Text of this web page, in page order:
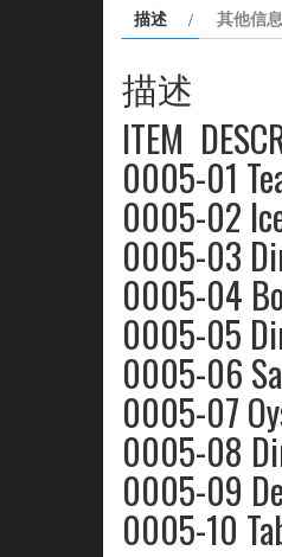
描述 其他信息
描述
ITEM
0005-01
0005-02
0005-03
0005-04
0005-05
0005-06
0005-07
0005-08
0005-09
0005-10